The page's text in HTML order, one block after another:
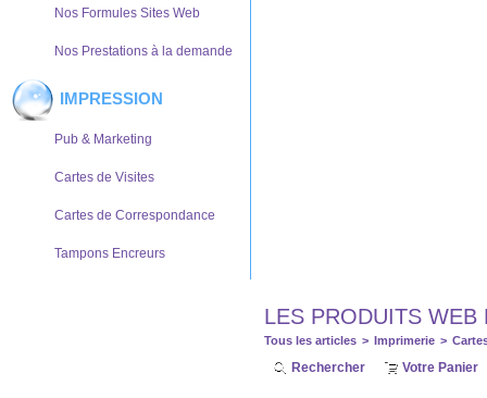
Nos Formules Sites Web
Nos Prestations à la demande
IMPRESSION
Pub & Marketing
Cartes de Visites
Cartes de Correspondance
Tampons Encreurs
LES PRODUITS
Tous les articles > Imprimerie >
Rechercher Votre Panier